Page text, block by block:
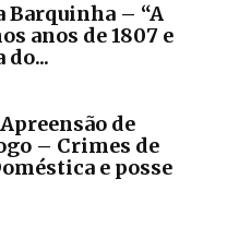
Barquinha – “A
anos de 1807 e
do...
de
– Crimes de
e posse